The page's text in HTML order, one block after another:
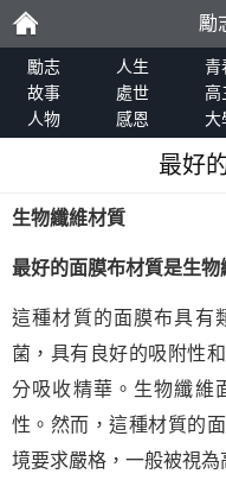
勵
志
勵
勵志 人生 青
故事
處世 高
人物
感恩 大
最好
生物纖維材質
最好的面膜布材質是生物
這種材質的面膜布具有
菌，具有良好的吸附性
分吸收精華。生物纖維
性。然而，這種材質的
境要求嚴格，一般被視為